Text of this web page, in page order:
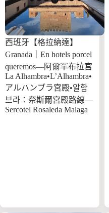
西班牙【格拉納達】
Granada｜En hotels porcel
queremos—阿爾罕布拉宮
La Alhambra•L’Alhambra•
アルハンブラ宮殿•알함
브라：奈斯爾宮殿路線—
Sercotel Rosaleda Malaga